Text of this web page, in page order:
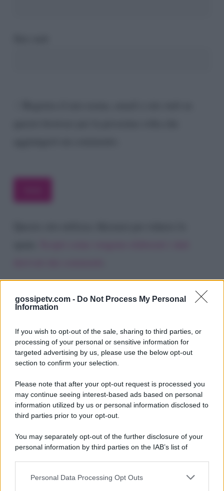
gossipetv.com - Do Not Process My Personal
Information
If you wish to opt-out of the sale, sharing to third parties, or
processing of your personal or sensitive information for
targeted advertising by us, please use the below opt-out
section to confirm your selection.
Please note that after your opt-out request is processed you
may continue seeing interest-based ads based on personal
information utilized by us or personal information disclosed to
third parties prior to your opt-out.
You may separately opt-out of the further disclosure of your
personal information by third parties on the IAB’s list of
This information may also be disclosed by us to third parties
Personal Data Processing Opt Outs
Gossip e TV è un sito di MASTE S.r.l.
viale Luigi Majno n. 21 - 20129 Milano (MI)
P.Iva 10909580960
Categorie
Gossip